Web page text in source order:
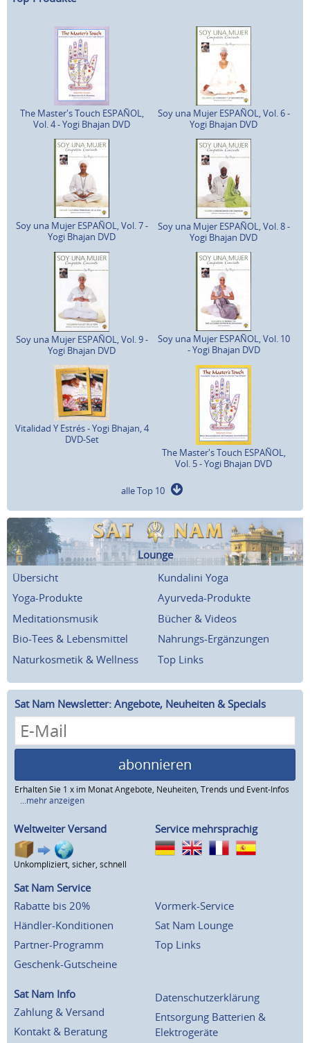
The Master's Touch ESPAÑOL,
Vol. 4 - Yogi Bhajan DVD
Soy una Mujer ESPAÑOL, Vol. 6 -
Yogi Bhajan DVD
Soy una Mujer ESPAÑOL, Vol. 7 -
Yogi Bhajan DVD
Soy una Mujer ESPAÑOL, Vol. 8 -
Yogi Bhajan DVD
Soy una Mujer ESPAÑOL, Vol. 9 -
Yogi Bhajan DVD
Soy una Mujer ESPAÑOL, Vol. 10
- Yogi Bhajan DVD
Vitalidad Y Estrés - Yogi Bhajan, 4
DVD-Set
The Master's Touch ESPAÑOL,
Vol. 5 - Yogi Bhajan DVD
alle Top 10
Lounge
Übersicht
Kundalini Yoga
Yoga-Produkte
Ayurveda-Produkte
Meditationsmusik
Bücher & Videos
Bio-Tees & Lebensmittel
Nahrungs-Ergänzungen
Naturkosmetik & Wellness
Top Links
Sat Nam Newsletter: Angebote, Neuheiten & Specials
abonnieren
Erhalten Sie 1 x im Monat Angebote, Neuheiten, Trends und Event-Infos
...mehr anzeigen
Weltweiter Versand
Unkompliziert, sicher, schnell
Service mehrsprachig
Sat Nam Service
Rabatte bis 20%
Händler-Konditionen
Partner-Programm
Geschenk-Gutscheine
Vormerk-Service
Sat Nam Lounge
Top Links
Sat Nam Info
Zahlung & Versand
Kontakt & Beratung
Datenschutzerklärung
Entsorgung Batterien &
Elektrogeräte